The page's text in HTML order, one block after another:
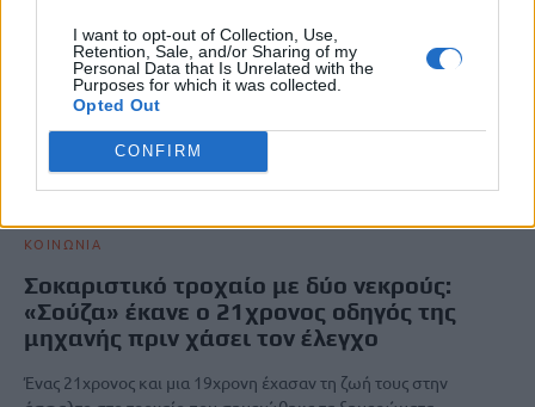
I want to opt-out of Collection, Use,
Retention, Sale, and/or Sharing of my
Personal Data that Is Unrelated with the
Purposes for which it was collected.
Opted Out
CONFIRM
ΚΟΙΝΩΝΙΑ
Σοκαριστικό τροχαίο με δύο νεκρούς:
«Σούζα» έκανε ο 21χρονος οδηγός της
μηχανής πριν χάσει τον έλεγχο
Ένας 21χρονος και μια 19χρονη έχασαν τη ζωή τους στην